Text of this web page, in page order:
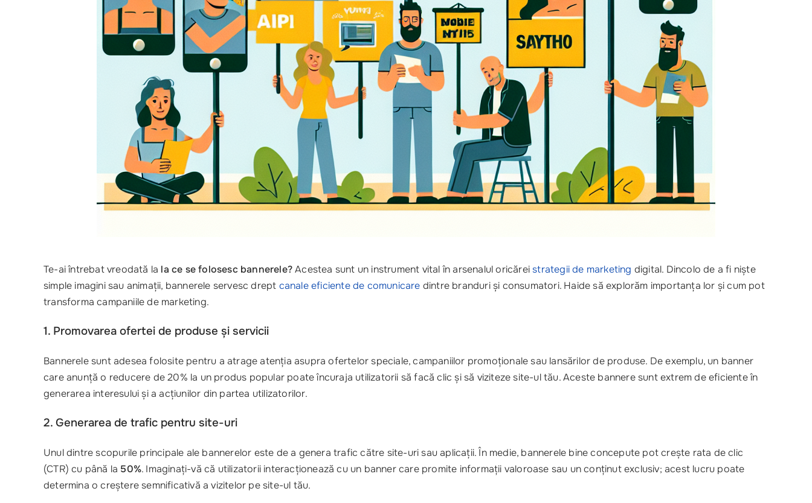
Te-ai întrebat vreodată la la ce se folosesc bannerele?Acestea sunt un instrument vital în arsenalul oricăreistrategii de marketing digital. Dincolo de a fi niște
simple imagini sau animații, bannerele servesc drept canale eficiente de comunicare dintre branduri și consumatori. Haide să explorăm importanța lor și cum pot
transforma campaniile de marketing.
1. Promovarea ofertei de produse și servicii
Bannerele sunt adesea folosite pentru a atrage atenția asupra ofertelor speciale, campaniilor promoționale sau lansărilor de produse. De exemplu, un banner
care anunță o reducere de 20% la un produs popular poate încuraja utilizatorii să facă clic și să viziteze site-ul tău. Aceste bannere sunt extrem de eficiente în
generarea interesului și a acțiunilor din partea utilizatorilor.
2. Generarea de trafic pentru site-uri
Unul dintre scopurile principale ale bannerelor este de a genera trafic către site-uri sau aplicații. În medie, bannerele bine concepute pot crește rata de clic
(CTR) cu până la 50%. Imaginați-vă că utilizatorii interacționează cu un banner care promite informații valoroase sau un conținut exclusiv; acest lucru poate
determina o creștere semnificativă a vizitelor pe site-ul tău.